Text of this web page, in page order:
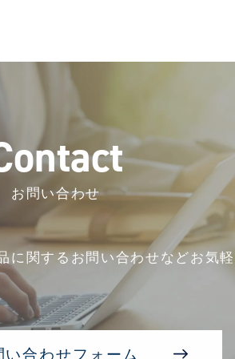
ontact
お問い合わせ
に関するお問い合わせなどお気
い合わせフォーム